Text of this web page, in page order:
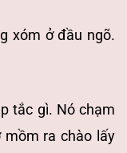
xóm ở đầu ngõ.
tắc gì. Nó chạm
ra chào lấy